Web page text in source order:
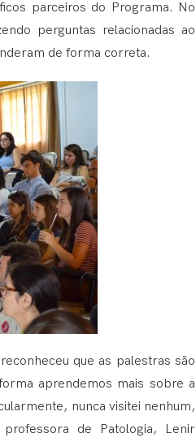
parceiros do Programa. No
perguntas relacionadas ao
de forma correta.
que as palestras são
aprendemos mais sobre a
nunca visitei nenhum,
de Patologia, Lenir